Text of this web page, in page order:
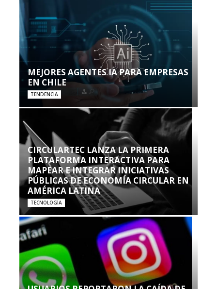
MEJORES AGENTES IA PARA EMPRESAS
EN CHILE
TENDENCIA
CIRCULARTEC LANZA LA PRIMERA
PLATAFORMA INTERACTIVA PARA
MAPEAR E INTEGRAR INICIATIVAS
PÚBLICAS DE ECONOMÍA CIRCULAR EN
AMÉRICA LATINA
TECNOLOGÍA